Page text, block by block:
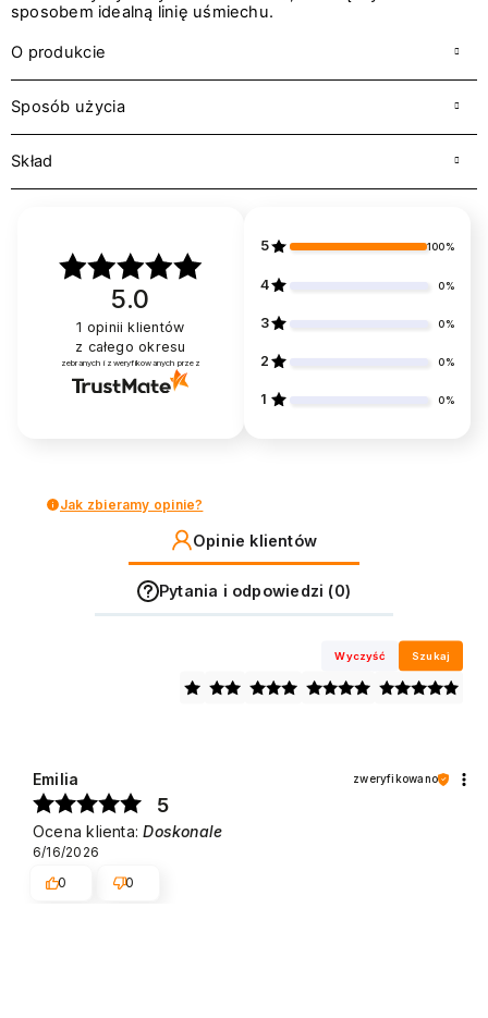
sposobem idealną linię uśmiechu.
O produkcie
Sposób użycia
Skład
5.0
1 opinii klientów
z całego okresu
zebranych i zweryfikowanych przez
5 100%
4 0%
3 0%
2 0%
1 0%
Jak zbieramy opinie?
Opinie klientów
Pytania i odpowiedzi (0)
Wyczyść Szukaj
Emilia zweryfikowano
5
Ocena klienta:Doskonale
6/16/2026
0
0